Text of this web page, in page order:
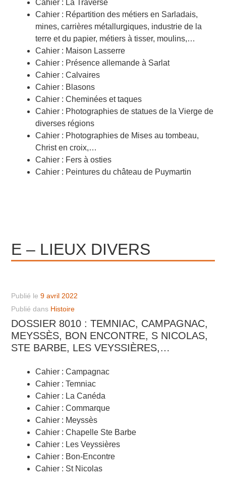
Cahier : La Traverse
Cahier : Répartition des métiers en Sarladais,
mines, carrières métallurgiques, industrie de la
terre et du papier, métiers à tisser, moulins,…
Cahier : Maison Lasserre
Cahier : Présence allemande à Sarlat
Cahier : Calvaires
Cahier : Blasons
Cahier : Cheminées et taques
Cahier : Photographies de statues de la Vierge de
diverses régions
Cahier : Photographies de Mises au tombeau,
Christ en croix,…
Cahier : Fers à osties
Cahier : Peintures du château de Puymartin
E – LIEUX DIVERS
Publié le9 avril 2022
Publié dans Histoire
DOSSIER 8010 : TEMNIAC, CAMPAGNAC,
MEYSSÈS, BON ENCONTRE, S NICOLAS,
STE BARBE, LES VEYSSIÈRES,…
Cahier : Campagnac
Cahier : Temniac
Cahier : La Canéda
Cahier : Commarque
Cahier : Meyssès
Cahier : Chapelle Ste Barbe
Cahier : Les Veyssières
Cahier : Bon-Encontre
Cahier : St Nicolas